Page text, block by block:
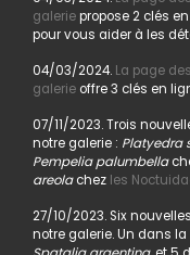
galeriepropose 2 clés
pour vous aider à les
04/03/2024. La page
galerieoffre 3 clés en
07/11/2023. Trois
notre galerie : Platyedra
Pempelia palumbella
areolachez les
27/10/2023. Six
notre galerie. Un dans la